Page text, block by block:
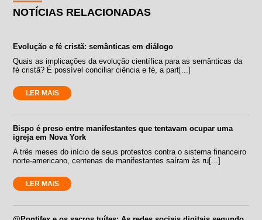
NOTÍCIAS RELACIONADAS
Evolução e fé cristã: semânticas em diálogo
Quais as implicações da evolução científica para as semânticas da
fé cristã? É possível conciliar ciência e fé, a part[...]
LER MAIS
Bispo é preso entre manifestantes que tentavam ocupar uma
igreja em Nova York
A três meses do início de seus protestos contra o sistema financeiro
norte-americano, centenas de manifestantes saíram às ru[...]
LER MAIS